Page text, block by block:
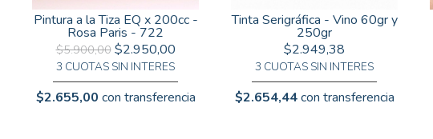
Pintura a la Tiza EQ x 200cc -
Rosa Paris - 722
$5.900,00$2.950,00
3 CUOTAS SIN INTERES
$2.655,00 con transferencia
Tinta Serigráfica - Vino 60gr y
250gr
$2.949,38
3 CUOTAS SIN INTERES
$2.654,44con transferencia